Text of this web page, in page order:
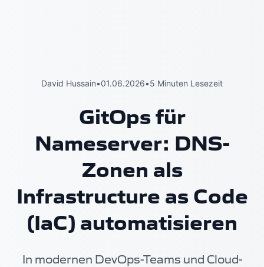
David Hussain•01.06.2026•5 Minuten Lesezeit
GitOps für
Nameserver: DNS-
Zonen als
Infrastructure as Code
(IaC) automatisieren
In modernen DevOps-Teams und Cloud-